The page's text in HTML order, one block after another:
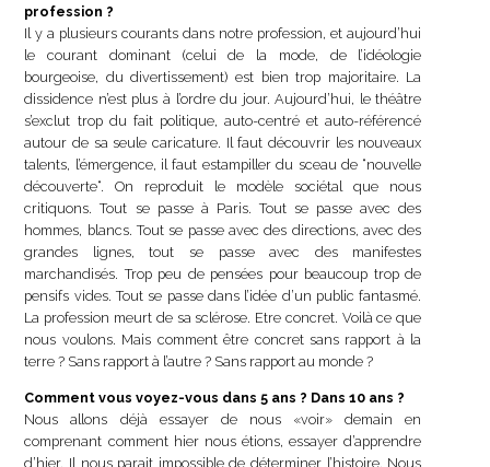
profession ?
Il y a plusieurs courants dans notre profession, et aujourd’hui
le courant dominant (celui de la mode, de l’idéologie
bourgeoise, du divertissement) est bien trop majoritaire. La
dissidence n’est plus à l’ordre du jour. Aujourd’hui, le théâtre
s’exclut trop du fait politique, auto-centré et auto-référencé
autour de sa seule caricature. Il faut découvrir les nouveaux
talents, l’émergence, il faut estampiller du sceau de “nouvelle
découverte“. On reproduit le modèle sociétal que nous
critiquons. Tout se passe à Paris. Tout se passe avec des
hommes, blancs. Tout se passe avec des directions, avec des
grandes lignes, tout se passe avec des manifestes
marchandisés. Trop peu de pensées pour beaucoup trop de
pensifs vides. Tout se passe dans l’idée d’un public fantasmé.
La profession meurt de sa sclérose. Etre concret. Voilà ce que
nous voulons. Mais comment être concret sans rapport à la
terre ? Sans rapport à l’autre ? Sans rapport au monde ?
Comment vous voyez-vous dans 5 ans ? Dans 10 ans ?
Nous allons déjà essayer de nous «voir» demain en
comprenant comment hier nous étions, essayer d’apprendre
d’hier. Il nous parait impossible de déterminer l’histoire. Nous